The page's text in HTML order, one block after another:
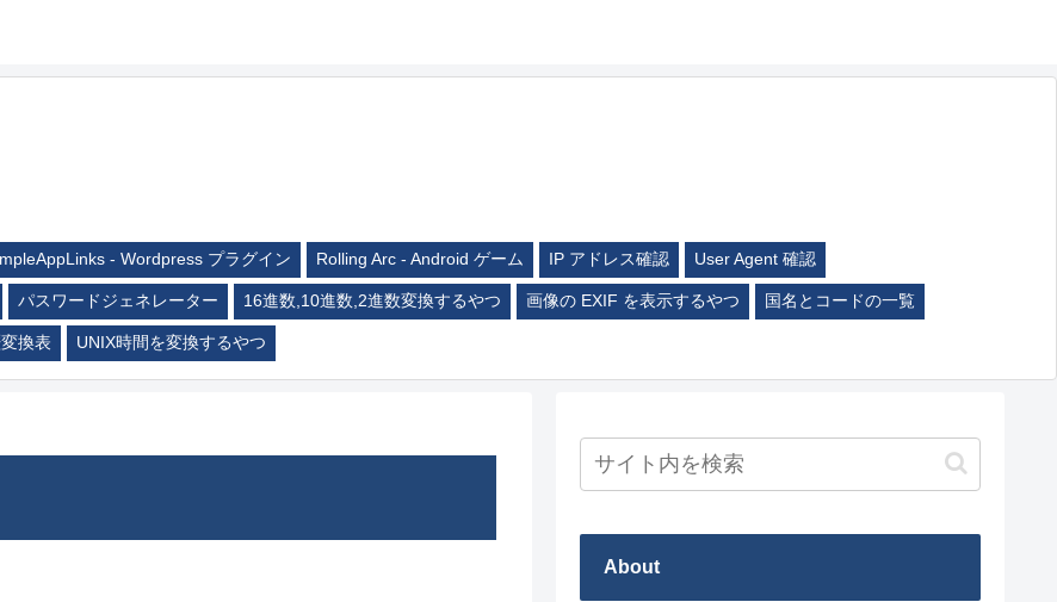
- Wordpress プラグイン Rolling Arc - Android ゲーム IP アドレス確認 User Agent 確認
パスワードジェネレーター 16進数,10進数,2進数変換するやつ 画像の EXIF を表示するやつ 国名とコードの一覧
換表 UNIX時間を変換するやつ
About